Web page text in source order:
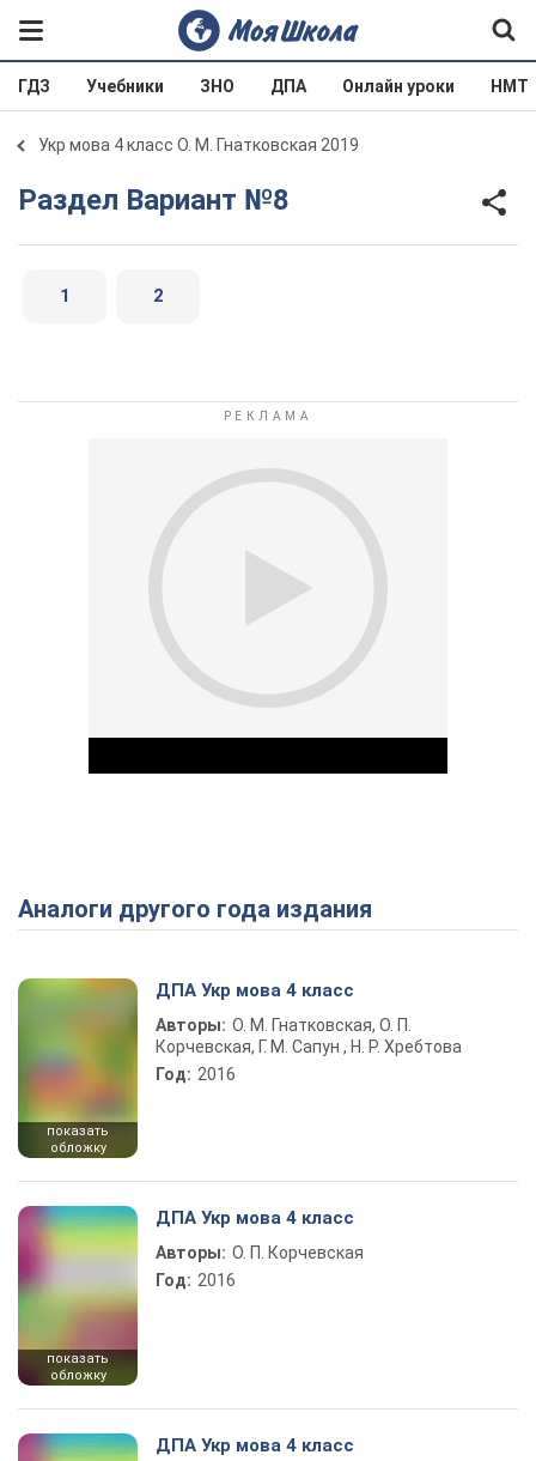
ГДЗ Учебники ЗНО ДПА Онлайн уроки НМТ
Укр мова 4 класс О. М. Гнатковская 2019
Раздел Вариант №8
1 2
Play Video
Аналоги другого года издания
показать
обложку
ДПА Укр мова 4 класс
Авторы: О. М. Гнатковская, О. П.
Корчевская, Г. М. Сапун , Н. Р. Хребтова
Год: 2016
показать
обложку
ДПА Укр мова 4 класс
Авторы: О. П. Корчевская
Год: 2016
ДПА Укр мова 4 класс